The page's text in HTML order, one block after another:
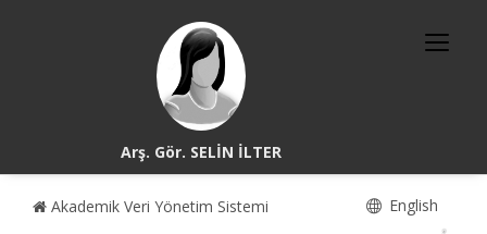
Arş. Gör. SELİN İLTER
Akademik Veri Yönetim Sistemi English